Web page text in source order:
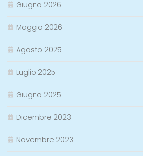
Giugno 2026
Maggio 2026
Agosto 2025
Luglio 2025
Giugno 2025
Dicembre 2023
Novembre 2023